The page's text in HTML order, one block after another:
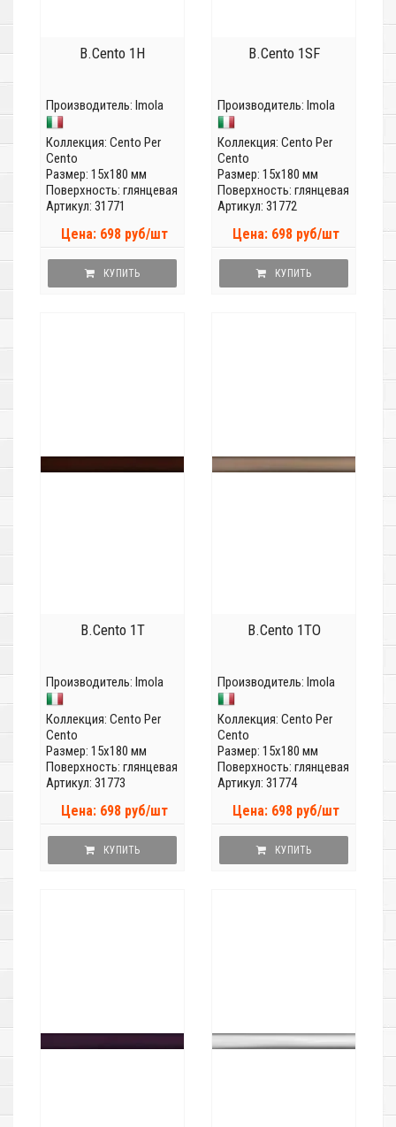
B.Cento 1H
Производитель: Imola
Коллекция: Cento Per
Cento
Размер: 15x180 мм
Поверхность: глянцевая
Артикул: 31771
Цена: 698 руб/шт
КУПИТЬ
B.Cento 1SF
Производитель: Imola
Коллекция: Cento Per
Cento
Размер: 15x180 мм
Поверхность: глянцевая
Артикул: 31772
Цена: 698 руб/шт
КУПИТЬ
B.Cento 1T
Производитель: Imola
Коллекция: Cento Per
Cento
Размер: 15x180 мм
Поверхность: глянцевая
Артикул: 31773
Цена: 698 руб/шт
КУПИТЬ
B.Cento 1TO
Производитель: Imola
Коллекция: Cento Per
Cento
Размер: 15x180 мм
Поверхность: глянцевая
Артикул: 31774
Цена: 698 руб/шт
КУПИТЬ